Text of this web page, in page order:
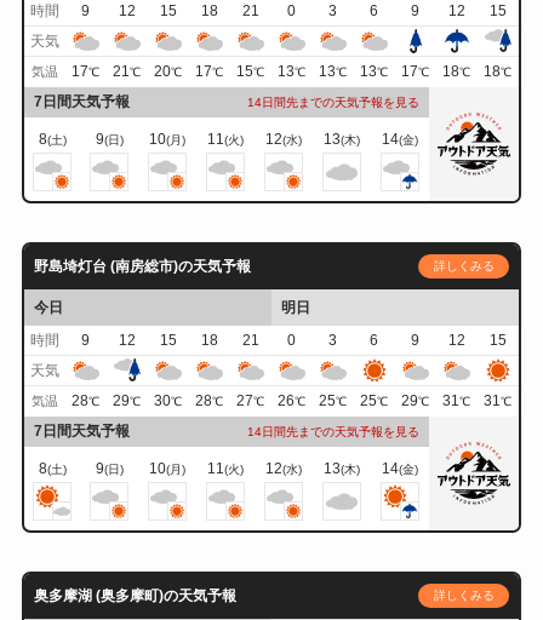
時間
9 12 15 18 21 0 3 6 9 12
15
天気
気温 17℃ 21℃ 20℃ 17℃ 15℃ 13℃ 13℃ 13℃ 17℃ 18℃ 18℃
7日間天気予報 14日間先までの天気予報を見る
8(土) 9(日) 10(月) 11 (火) 12(水) 13(木) 14(金)
野島埼灯台 (南房総市)の天気予報 詳しくみる
今日
明日
時間
9 12 15 18 21 0 3 6 9 12
15
天気
気温 28℃ 29℃ 30℃ 28℃ 27℃ 26℃ 25℃ 25℃ 29℃ 31℃ 31℃
7日間天気予報 14日間先までの天気予報を見る
8(土) 9(日) 10(月) 11(火) 12(水) 13(木) 14(金)
奥多摩湖 (奥多摩町)の天気予報 詳しくみる